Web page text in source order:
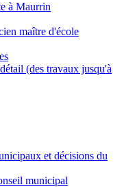
à Maurrin
maître d'école
(des travaux jusqu'à
et décisions du
municipal